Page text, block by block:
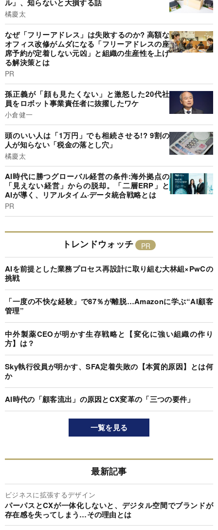
ル」、知らないと大損する話
橘慶太
なぜ「フリーアドレス」は失敗するのか? 高額な
オフィス改修がムダになる「フリーアドレスの座
席予約が定着しない元凶」と組織の生産性を上げ
る解決策とは
PR
孫正義が「顔も見たくない」と激怒した20代社
員をロボット事業責任者に抜擢したワケ
小倉健一
頭のいい人は「1万円」でも相続させる!? 9割の
人が知らない「税金の落とし穴」
橘慶太
AI時代に勝つグローバル経営の条件:海外拠点の
「見えない経営」からの脱却。「二層ERP」と
AIが導く、リアルタイム·データ統合戦略とは
PR
トレンドウォッチ
AIを前提とした業務プロセス再設計に取り組む大林組×PwCの
挑戦
「一度の不快な経験」で87％が離脱…Amazonに学ぶ“AI顧客
管理”
中外製薬CEOが明かす生存戦略と【変化に強い組織の作り
方】は？
Sky執行役員が明かす、SFA定着失敗の【本質的原因】とは何
か
AI時代の「顧客流出」の原因とCX変革の「三つの要件」
一覧を見る
最新記事
ビジネスに拡張するデザイン
パーパスとCXが一体化しないと、デジタル空間でブランドが
存在感を失ってしまう…その理由とは